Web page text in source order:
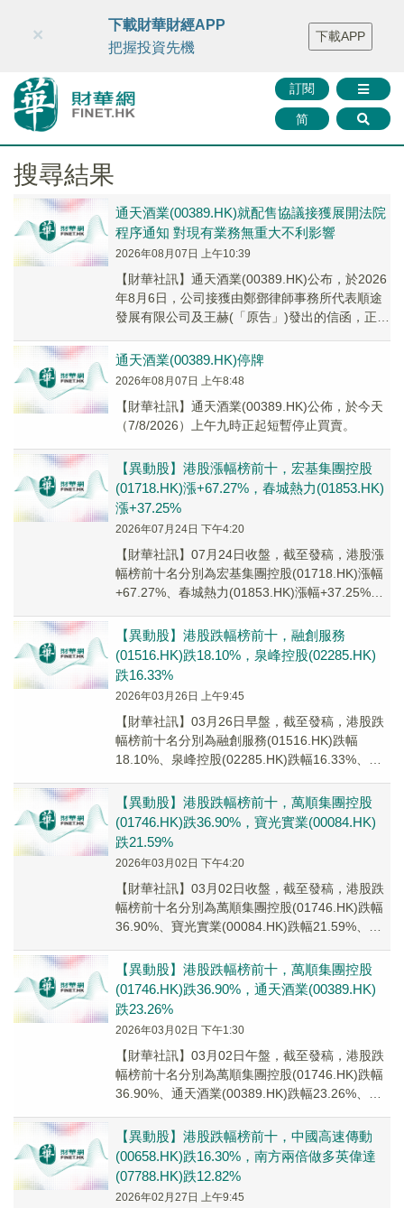
財華智庫網 FINTV FINMETA 財華證券 媒體矩陣
智庫沙龍
聯絡我們
訂閱
简
×
下載財華財經APP
把握投資先機
下載APP
搜尋結果
通天酒業(00389.HK)就配售協議接獲展開法院
程序通知 對現有業務無重大不利影響
2026年08月07日 上午10:39
【財華社訊】通天酒業(00389.HK)公布，於2026
年8月6日，公司接獲由鄭鄧律師事務所代表順途
發展有限公司及王赫(「原告」)發出的信函，正式
通天酒業(00389.HK)停牌
2026年08月07日 上午8:48
【財華社訊】通天酒業(00389.HK)公佈，於今天
（7/8/2026）上午九時正起短暫停止買賣。
【異動股】港股漲幅榜前十，宏基集團控股
(01718.HK)漲+67.27%，春城熱力(01853.HK)
漲+37.25%
2026年07月24日 下午4:20
【財華社訊】07月24日收盤，截至發稿，港股漲
幅榜前十名分別為宏基集團控股(01718.HK)漲幅
+67.27%、春城熱力(01853.HK)漲幅+37.25%、
【異動股】港股跌幅榜前十，融創服務
(01516.HK)跌18.10%，泉峰控股(02285.HK)
跌16.33%
2026年03月26日 上午9:45
【財華社訊】03月26日早盤，截至發稿，港股跌
幅榜前十名分別為融創服務(01516.HK)跌幅
18.10%、泉峰控股(02285.HK)跌幅16.33%、快
【異動股】港股跌幅榜前十，萬順集團控股
(01746.HK)跌36.90%，寶光實業(00084.HK)
跌21.59%
2026年03月02日 下午4:20
【財華社訊】03月02日收盤，截至發稿，港股跌
幅榜前十名分別為萬順集團控股(01746.HK)跌幅
36.90%、寶光實業(00084.HK)跌幅21.59%、國
【異動股】港股跌幅榜前十，萬順集團控股
(01746.HK)跌36.90%，通天酒業(00389.HK)
跌23.26%
2026年03月02日 下午1:30
【財華社訊】03月02日午盤，截至發稿，港股跌
幅榜前十名分別為萬順集團控股(01746.HK)跌幅
36.90%、通天酒業(00389.HK)跌幅23.26%、南
【異動股】港股跌幅榜前十，中國高速傳動
(00658.HK)跌16.30%，南方兩倍做多英偉達
(07788.HK)跌12.82%
2026年02月27日 上午9:45